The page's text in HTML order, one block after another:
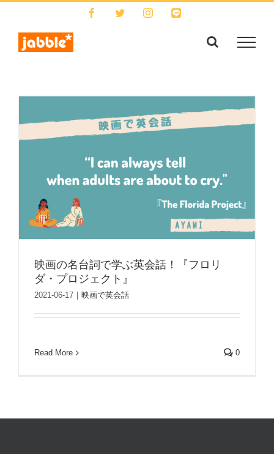
content
FacebookTwitterInstagram
LINE
映画の名台詞で学ぶ英会話！『フロリ
ダ・プロジェクト』
2021-06-17 映画で英会話
Read More 0